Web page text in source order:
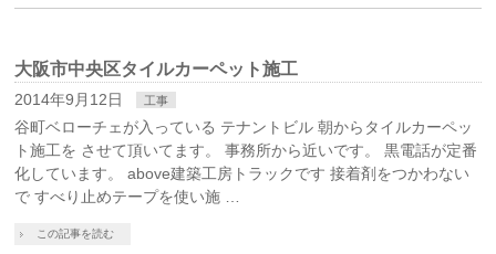
大阪市中央区タイルカーペット施工
2014年9月12日 工事
谷町ベローチェが入っている テナントビル 朝からタイルカーペッ
ト施工を させて頂いてます。 事務所から近いです。 黒電話が定番
化しています。 above建築工房トラックです 接着剤をつかわない
で すべり止めテープを使い施 …
この記事を読む